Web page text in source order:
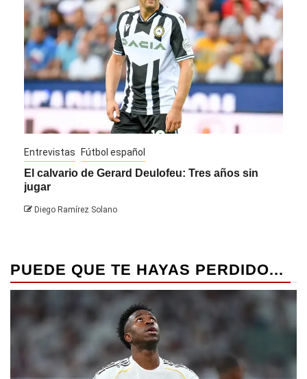
Entrevistas Fútbol español
El calvario de Gerard Deulofeu: Tres años sin
jugar
Diego Ramírez Solano
PUEDE QUE TE HAYAS PERDIDO...